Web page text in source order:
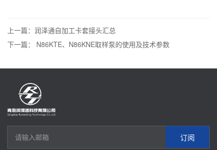
上一篇：润泽通自加工卡套接头汇总
下一篇： N86KTE、N86KNE取样泵的使用及技术参数
订阅